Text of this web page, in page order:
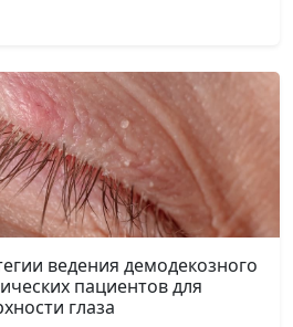
ведения демодекозного
пациентов для
глаза